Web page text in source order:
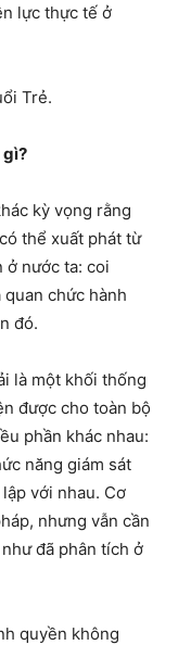
lực thực tế ở
Trẻ.
gì?
kỳ vọng rằng
thể xuất phát từ
ở nước ta: coi
chức hành
đó.
là một khối thống
được cho toàn bộ
phần khác nhau:
năng giám sát
với nhau. Cơ
nhưng vẫn cần
đã phân tích ở
quyền không